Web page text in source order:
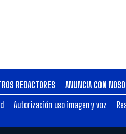
REDACTORES ANUNCIA CON
Autorización uso imagen y voz